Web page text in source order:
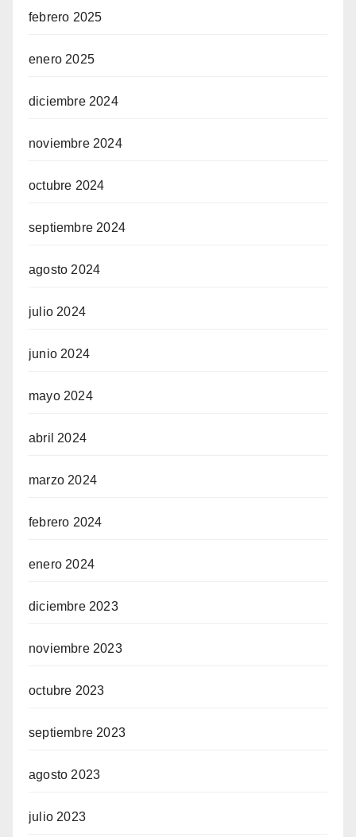
febrero 2025
enero 2025
diciembre 2024
noviembre 2024
octubre 2024
septiembre 2024
agosto 2024
julio 2024
junio 2024
mayo 2024
abril 2024
marzo 2024
febrero 2024
enero 2024
diciembre 2023
noviembre 2023
octubre 2023
septiembre 2023
agosto 2023
julio 2023